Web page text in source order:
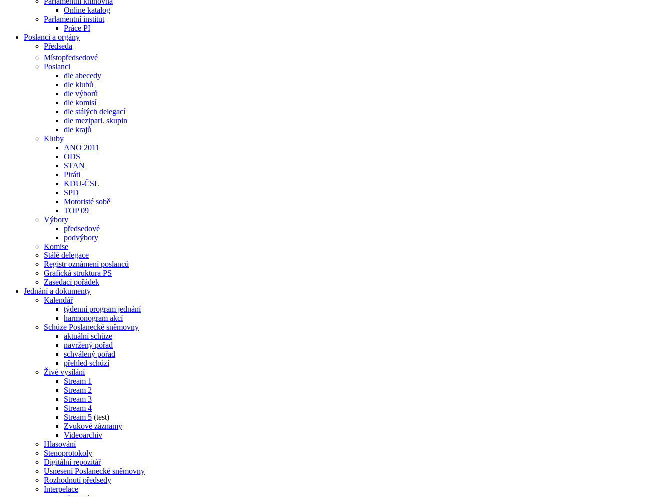
Online katalog
Parlamentní institut
Práce PI
Poslanci a orgány
Předseda
Místopředsedové
Poslanci
dle abecedy
dle klubů
dle výborů
dle komisí
dle stálých delegací
dle meziparl. skupin
dle krajů
Kluby
ANO 2011
ODS
STAN
Piráti
KDU-ČSL
SPD
Motoristé sobě
TOP 09
Výbory
předsedové
podvýbory
Komise
Stálé delegace
Registr oznámení poslanců
Grafická struktura PS
Zasedací pořádek
Jednání a dokumenty
Kalendář
týdenní program jednání
harmonogram akcí
Schůze Poslanecké sněmovny
aktuální schůze
navržený pořad
schválený pořad
přehled schůzí
Živé vysílání
Stream 1
Stream 2
Stream 3
Stream 4
Stream 5 (test)
Zvukové záznamy
Videoarchiv
Hlasování
Stenoprotokoly
Digitální repozitář
Usnesení Poslanecké sněmovny
Rozhodnutí předsedy
Interpelace